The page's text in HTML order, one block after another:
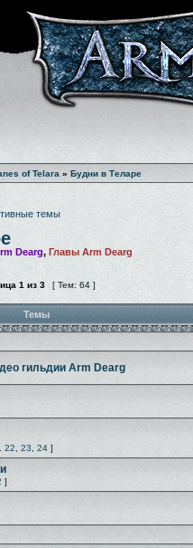
of Telara » Будни в Теларе
темы
Dearg, Главы Arm Dearg
1 из 3 [ Тем: 64 ]
Темы
гильдии Arm Dearg
22 23 24 ]
]